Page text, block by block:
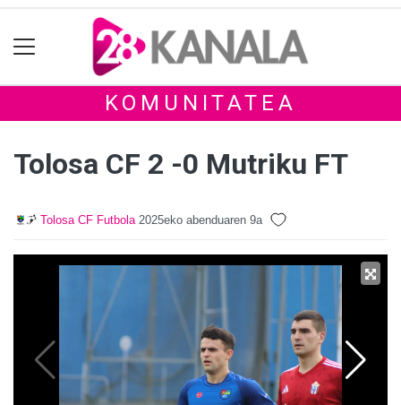
KOMUNITATEA
Tolosa CF 2 -0 Mutriku FT
Tolosa CF Futbola 2025eko abenduaren 9a